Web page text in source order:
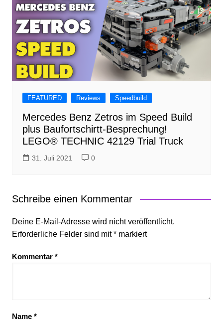
FEATURED Reviews Speedbuild
Mercedes Benz Zetros im Speed Build
plus Baufortschirtt-Besprechung!
LEGO® TECHNIC 42129 Trial Truck
31. Juli 2021 0
Schreibe einen Kommentar
Deine E-Mail-Adresse wird nicht veröffentlicht.
Erforderliche Felder sind mit*markiert
Kommentar *
Name *